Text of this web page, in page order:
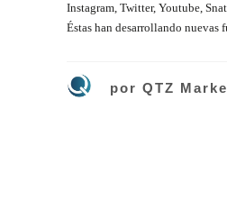
Instagram, Twitter, Youtube,
Éstas han desarrollando nuevas
por QTZ